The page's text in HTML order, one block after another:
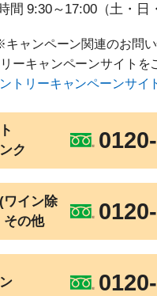
間 9:30～17:00（土・日
ャンペーン関連のお問い
ーキャンペーンサイトを
トリーキャンペーンサイ
ク
ワイン除
その他